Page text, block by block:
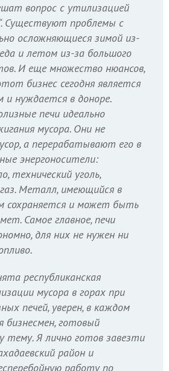
вопрос с утилизацией
Существуют проблемы с
осложняющиеся зимой из-
и летом из-за большого
И еще множество нюансов,
бизнес сегодня является
и нуждается в доноре.
печи идеально
мусора. Они не
а перерабатывают его в
энергоносители:
технический уголь,
Металл, имеющийся в
сохраняется и может быть
Самое главное, печи
для них не нужен ни
республиканская
мусора в горах при
печей, уверен, в каждом
бизнесмен, готовый
тему. Я лично готов завезти
район и
работу по